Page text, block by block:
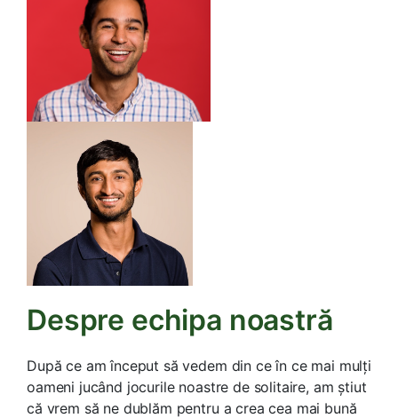
Despre echipa noastră
După ce am început să vedem din ce în ce mai mulți
oameni jucând jocurile noastre de solitaire, am știut
că vrem să ne dublăm pentru a crea cea mai bună